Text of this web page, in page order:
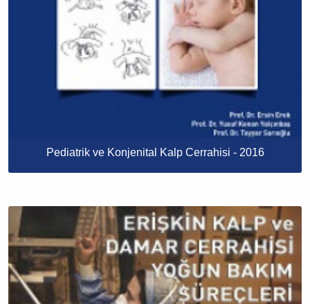
Pediatrik ve Konjenital Kalp Cerrahisi - 2016